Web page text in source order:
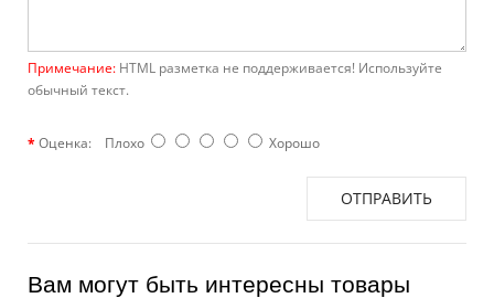
Примечание: HTML разметка не поддерживается! Используйте
обычный текст.
Оценка: Плохо Хорошо
ОТПРАВИТЬ
Вам могут быть интересны товары